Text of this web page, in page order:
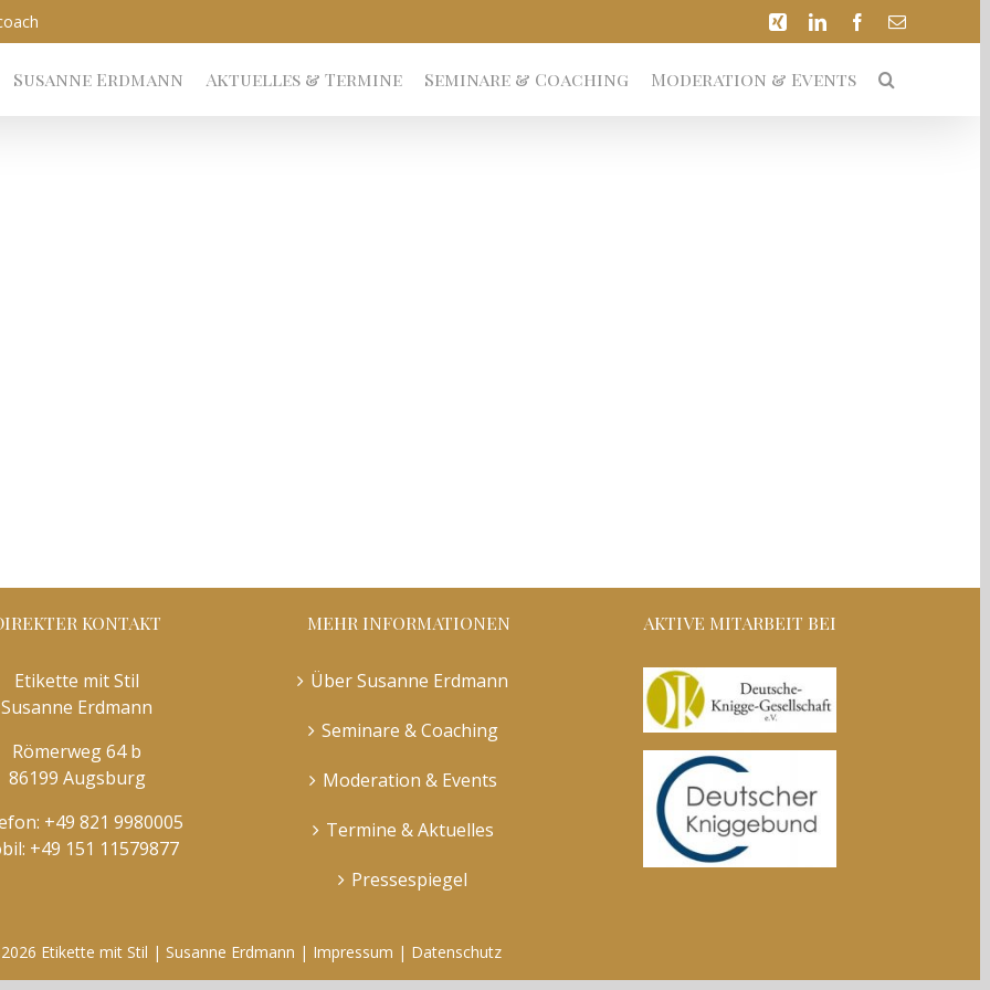
Xing LinkedInFacebook
E-
Susanne Erdmann Aktuelles & Termine Seminare & Coaching Moderation & Events
KONTAKT
Etikette mit Stil
Susanne Erdmann
Römerweg 64 b
86199 Augsburg
+49 821 9980005
+49 151 11579877
MEHR INFORMATIONEN
Über Susanne Erdmann
Seminare & Coaching
Moderation & Events
Termine & Aktuelles
Pressespiegel
AKTIVE MITARBEIT BEI
2026 Etikette mit Stil | Susanne Erdmann | Impressum | Datenschutz